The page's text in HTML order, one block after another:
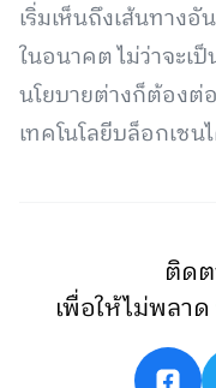
เริ่มเห็นถึงเส้นทาง
ในอนาคต ไม่ว่าจะ
นโยบายต่างก็ต้องต่
เทคโนโลยีบล็อกเช
ติดต
เพื่อให้ไม่พลาด